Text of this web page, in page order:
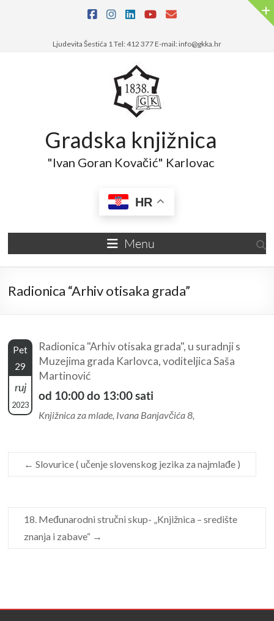
Ljudevita Šestića 1 Tel: 412 377 E-mail: info@gkka.hr
Gradska knjižnica
"Ivan Goran Kovačić" Karlovac
HR
Menu
Radionica “Arhiv otisaka grada”
Pet
29
ruj
2023
Radionica "Arhiv otisaka grada", u suradnji s
Muzejima grada Karlovca, voditeljica Saša
Martinović
od 10:00 do 13:00 sati
Knjižnica za mlade, Ivana Banjavčića 8,
← Slovurice ( učenje slovenskog jezika za najmlađe )
18. Međunarodni stručni skup- „Knjižnica – središte
znanja i zabave“ →